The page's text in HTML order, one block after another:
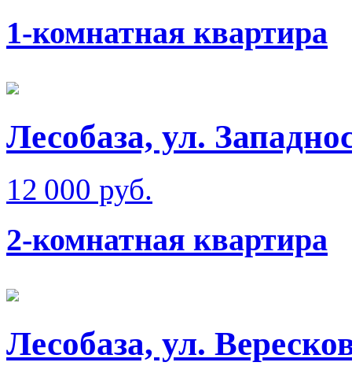
1-комнатная квартира
Лесобаза, ул.
12 000 руб.
2-комнатная квартира
Лесобаза, ул.